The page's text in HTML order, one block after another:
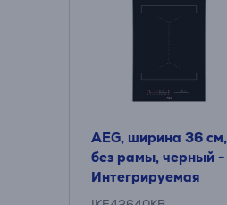
AEG, ширина 36 см,
без рамы, черный -
Интегрируемая
индукционная